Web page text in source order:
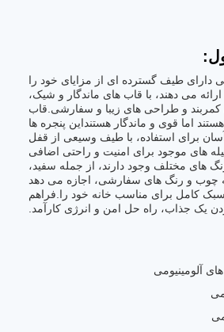
دارای طیف گسترده ای از مزایای خود را
می دهند، با قاب های ماندگار و شیک،
کمربند و طراحی های زیبا و سفارشی.قاب
اما قوی و ماندگار هستنداین پنجره ها
برای استفاده، با طیف وسیعی از قفل
های موجود برای امنیت و راحتی اضافی
های مختلف وجود دارند، از جمله سفید،
چوب و رنگ های سفارشی، اجازه می دهد
سبک کامل برای مناسب خانه خود را.فراهم
یک جذاب، راه حل امن و انرژی کارآمد.
آلومینیومی